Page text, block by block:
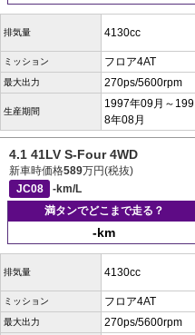
排気量 4130cc
ミッション フロア4AT
最大出力 270ps/5600rpm
生産期間
1997年09月～199
8年08月
4.1 41LV S-Four 4WD
新車時価格589万円(税抜)
JC08
-km/L
満タンでどこまで走る？
-km
排気量 4130cc
ミッション フロア4AT
最大出力 270ps/5600rpm